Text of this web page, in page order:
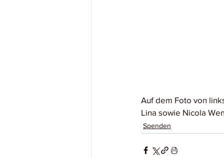
Auf dem Foto von
Lina sowie Nicola
Spenden